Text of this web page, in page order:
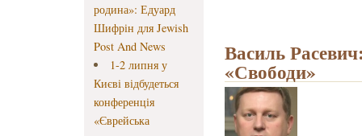
родина»: Едуард
Шифрін для Jewish
Post And News
1-2 липня у
Києві відбудеться
конференція
«Єврейська
Василь
«Свободи»